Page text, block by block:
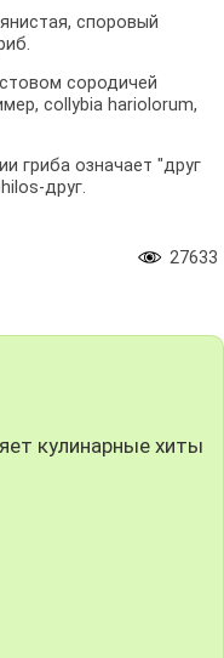
споровый
сородичей
collybia hariolorum,
гриба означает "друг
друг.
27633
кулинарные хиты